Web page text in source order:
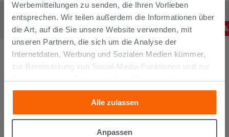
Werbemitteilungen zu senden, die Ihren Vorlieben
entsprechen. Wir teilen außerdem die Informationen über
die Art, auf die Sie unsere Website verwenden, mit
unseren Partnern, die sich um die Analyse der
Internetdaten, Werbung und Sozialen Medien kümmer,
zur Bereitstellung von Social-Media-Funktionen und zur
anderen Informationen, die Sie ihnen geliefert haben oder
die sie aufgrund Ihrer Verwendung ihrer Dienste
gesammelt haben, kombinieren. Falls Sie mehr wissen
möchten oder Ihre Zustimmung zu allen oder einigen
Alle zulassen
Anpassen
ZWEIGRIFF-WANNENARMATUR FÜR WANDMONTAGE MIT
HANDBRAUSE DESK CHROM
235,92€ /STK294,90€ ,00%